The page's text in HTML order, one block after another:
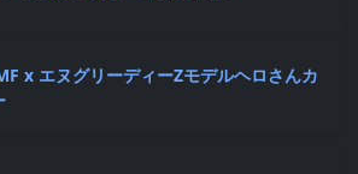
x エヌグリーディーZモデルヘロさんカ